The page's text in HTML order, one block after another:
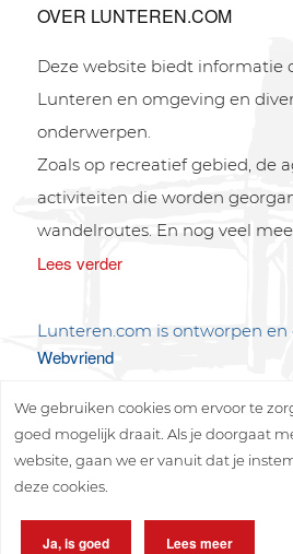
OVER LUNTEREN.COM
Deze website biedt informatie
Lunteren en omgeving en
onderwerpen.
Zoals op recreatief gebied, de
activiteiten die worden
wandelroutes. En nog veel
Lees verder
Lunteren.com is ontworpen en
Webvriend
We gebruiken cookies om ervoor te
goed mogelijk draait. Als je doorgaat
website, gaan we er vanuit dat je
deze cookies.
Ja, is goed Lees meer